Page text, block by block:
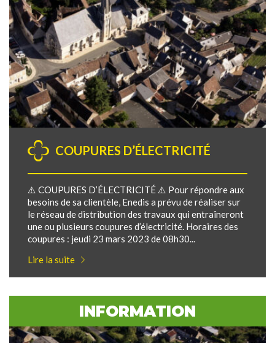
COUPURES D’ÉLECTRICITÉ
⚠️ COUPURES D’ÉLECTRICITÉ ⚠️ Pour répondre aux
besoins de sa clientèle, Enedis a prévu de réaliser sur
le réseau de distribution des travaux qui entraîneront
une ou plusieurs coupures d’électricité. Horaires des
coupures : jeudi 23 mars 2023 de 08h30...
Lire la suite
INFORMATION